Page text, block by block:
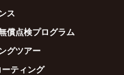
ス
償点検プログラム
グツアー
ティング